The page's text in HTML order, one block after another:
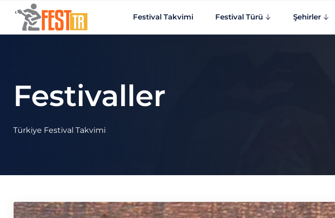
Ana içeriğe atla
Festival Takvimi
Festival Türü Şehirler
Festivaller
Türkiye Festival Takvimi